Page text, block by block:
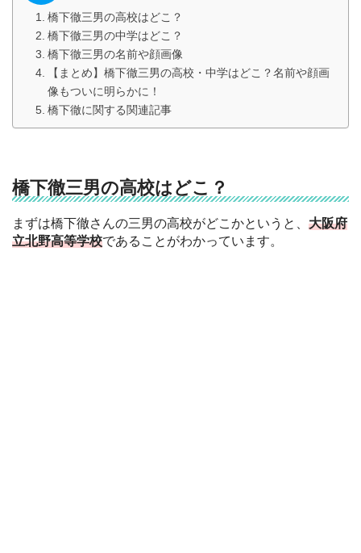
橋下徹三男の高校はどこ？
橋下徹三男の中学はどこ？
橋下徹三男の名前や顔画像
【まとめ】橋下徹三男の高校・中学はどこ？名前や顔画
像もついに明らかに！
橋下徹に関する関連記事
橋下徹三男の高校はどこ？
まずは橋下徹さんの三男の高校がどこかというと、 大阪府
立北野高等学校であることがわかっています。